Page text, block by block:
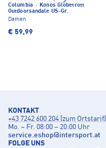
Columbia · Konos Globetrott
Outdoorsandale US-Gr.
Damen
€ 59,99
KONTAKT
+43 7242 600 204 (zum Ortstarif)
Mo. – Fr. 08:00 – 20:00 Uhr
service.eshop@intersport.at
FOLGE UNS